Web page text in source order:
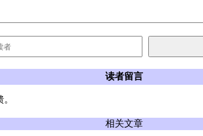
读者留言
相关文章